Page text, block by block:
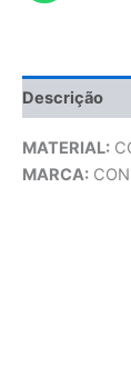
Descrição
MATERIAL:
MARCA: